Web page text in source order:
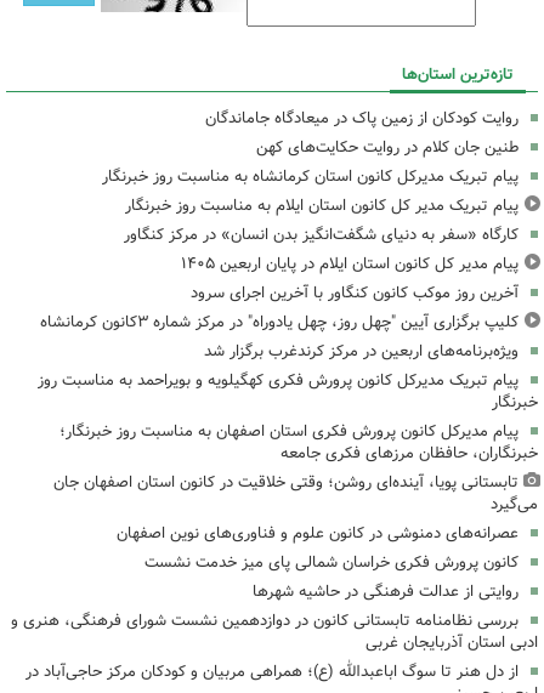
تازه‌ترین استان‌ها
روایت کودکان از زمین پاک در میعادگاه جاماندگان
طنین جان کلام در روایت حکایت‌های کهن
پیام تبریک مدیرکل کانون استان کرمانشاه به مناسبت روز خبرنگار
پیام تبریک مدیر کل کانون استان ایلام به مناسبت روز خبرنگار
کارگاه «سفر به دنیای شگفت‌انگیز بدن انسان» در مرکز کنگاور
پیام مدیر کل کانون استان ایلام در پایان اربعین ۱۴۰۵
آخرین روز موکب کانون کنگاور با آخرین اجرای سرود
کلیپ برگزاری آیین "چهل روز، چهل یادوراه" در مرکز شماره ۳کانون کرمانشاه
ویژه‌برنامه‌های اربعین در مرکز کرندغرب برگزار شد
پیام تبریک مدیرکل کانون پرورش فکری کهگیلویه و بویراحمد به مناسبت روز
خبرنگار
پیام مدیرکل کانون پرورش فکری استان اصفهان به مناسبت روز خبرنگار؛
خبرنگاران، حافظان مرزهای فکری جامعه
تابستانی پویا، آینده‌ای روشن؛ وقتی خلاقیت در کانون استان اصفهان جان
می‌گیرد
عصرانه‌های دمنوشی در کانون علوم و فناوری‌های نوین اصفهان
کانون پرورش فکری خراسان شمالی پای میز خدمت نشست
روایتی از عدالت فرهنگی در حاشیه شهرها
بررسی نظامنامه تابستانی کانون در دوازدهمین نشست شورای فرهنگی، هنری و
ادبی استان آذربایجان غربی
از دل هنر تا سوگ اباعبدالله (ع)؛ همراهی مربیان و کودکان مرکز حاجی‌آباد در